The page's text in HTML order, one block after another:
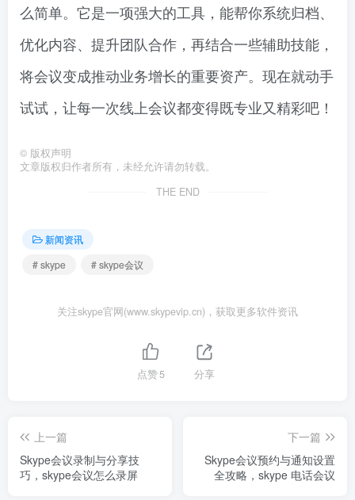
么简单。它是一项强大的工具，能帮你系统归档、
优化内容、提升团队合作，再结合一些辅助技能，
将会议变成推动业务增长的重要资产。现在就动手
试试，让每一次线上会议都变得既专业又精彩吧！
© 版权声明
文章版权归作者所有，未经允许请勿转载。
THE END
新闻资讯
# skype
# skype会议
关注skype官网(www.skypevip.cn)，获取更多软件资讯
点赞5 分享
上一篇
Skype会议录制与分享技
巧，skype会议怎么录屏
下一篇
Skype会议预约与通知设置
全攻略，skype 电话会议